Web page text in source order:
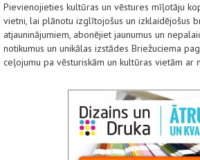
Pievienojieties kultūras un vēstures mīļotāju
vietni, lai plānotu izglītojošus un izklaidējošus
atjauninājumiem, abonējiet jaunumus un
notikumus un unikālas izstādes Briežuciema
ceļojumu pa vēsturiskām un kultūras vietām ar